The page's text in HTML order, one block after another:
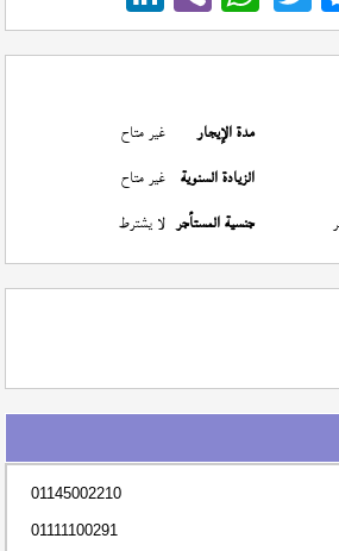
مدة الإيجار
غير متاح
الزيادة السنوية غير متاح
جنسية المستأجر لا يشترط
01145002210
01111100291